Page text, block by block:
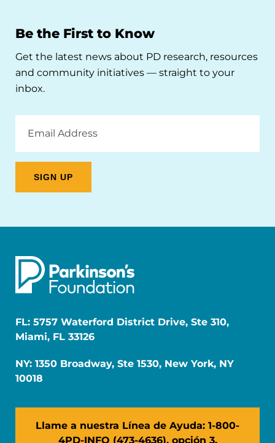
Be the First to Know
Get the latest news about PD research, resources
and community initiatives — straight to your
inbox.
Address
FL: 5757 Waterford District Drive, Ste 310,
Miami, FL 33126
NY: 1350 Broadway, Ste 1530, New York, NY
10018
Llame a nuestra Línea de Ayuda: 1-800-
4PD-INFO (473-4636), opción 3.